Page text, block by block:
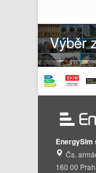
Výběr
EnergySim
Čs.
160 00